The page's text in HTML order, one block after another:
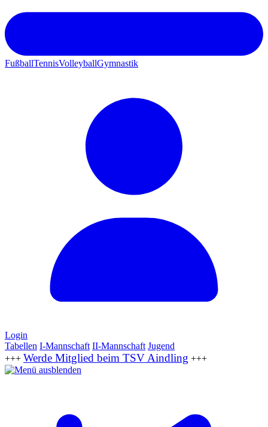
FußballTennisVolleyballGymnastik
Login
Tabellen I-Mannschaft II-Mannschaft Jugend
+++ Werde Mitglied beim TSV Aindling +++